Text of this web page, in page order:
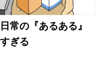
の『あるある』
ぎる